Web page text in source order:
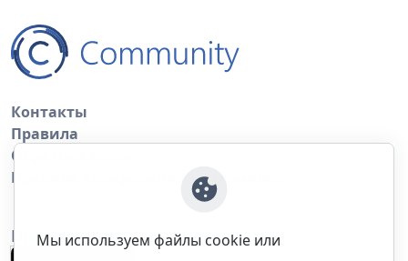
Контакты
Правила
Обратная связь
Правила копирования материалов
Приложение
Мы используем файлы cookie или